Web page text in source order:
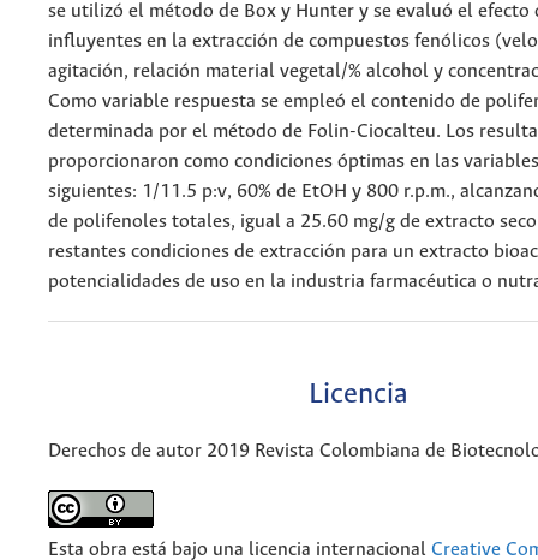
se utilizó el método de Box y Hunter y se evaluó el efecto
influyentes en la extracción de compuestos fenólicos
agitación, relación material vegetal/% alcohol y
Como variable respuesta se empleó el contenido de
determinada por el método de Folin-Ciocalteu. Los
proporcionaron como condiciones óptimas en las
siguientes: 1/11.5 p:v, 60% de EtOH y 800 r.p.m.,
de polifenoles totales, igual a 25.60 mg/g de extracto
restantes condiciones de extracción para un extracto
potencialidades de uso en la industria farmacéutica o
Licencia
Derechos de autor 2019 Revista Colombiana de
Esta obra está bajo una licencia internacional Creative